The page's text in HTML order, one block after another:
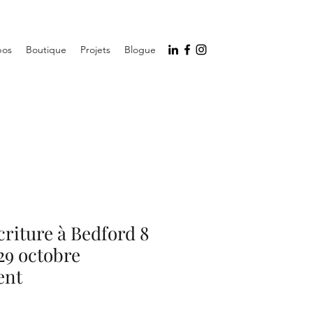
Boutique Projets Blogue
à Bedford 8
octobre